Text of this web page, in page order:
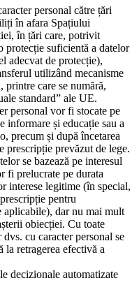
personal către țări
în afara Spațiului
în țări care, potrivit
protecție suficientă a datelor
adecvat de protecție),
utilizând mecanisme
care se numără,
standard” ale UE.
personal vor fi stocate pe
informare și educație sau a
precum și după încetarea
prescripție prevăzut de lege.
se bazează pe interesul
fi prelucrate pe durata
interese legitime (în special,
pentru
aplicabile), dar nu mai mult
obiecției. Cu toate
dvs. cu caracter personal se
la retragerea efectivă a
decizionale automatizate